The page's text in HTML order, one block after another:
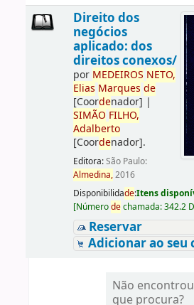
Direito dos
negócios
aplicado: dos
direitos conexos/
por MEDEIROS NETO,
Elias Marques de
[Coordenador] |
SIMÃO FILHO,
Adalberto
[Coordenador].
Editora:São Paulo:
Almedina,2016
Disponibilidade:Itens
[Númerodechamada:342.2
Reservar
Adicionar ao seu
Não
que procura?